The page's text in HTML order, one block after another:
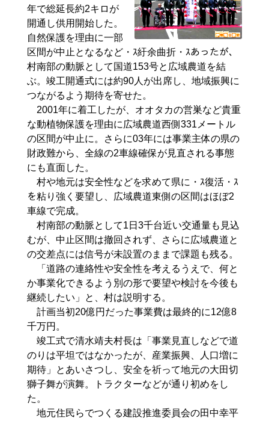
年で総延長約2キロが
開通し供用開始した。
自然保護を理由に一部
区間が中止となるなど・ｽ紆余曲折・ｽあったが、
村南部の動脈として国道153号と広域農道を結
ぶ。竣工開通式には約90人が出席し、地域振興に
つながるよう期待を寄せた。
2001年に着工したが、オオタカの営巣など貴重
な動植物保護を理由に広域農道西側331メートル
の区間が中止に。さらに03年には事業主体の県の
財政難から、全線の2車線確保が見直される事態
にも直面した。
村や地元は安全性などを求めて県に・ｽ復活・ｽ
を粘り強く要望し、広域農道東側の区間はほぼ2
車線で完成。
村南部の動脈として1日3千台近い交通量も見込
むが、中止区間は撤回されず、さらに広域農道と
の交差点には信号が未設置のままで課題も残る。
「道路の連絡性や安全性を考えるうえで、何と
か事業化できるよう別の形で要望や検討を今後も
継続したい」と、村は説明する。
計画当初20億円だった事業費は最終的に12億8
千万円。
竣工式で清水靖夫村長は「事業見直しなどで道
のりは平坦ではなかったが、産業振興、人口増に
期待」とあいさつし、安全を祈って地元の大田切
獅子舞が演舞。トラクターなどが通り初めをし
た。
地元住民らでつくる建設推進委員会の田中幸平